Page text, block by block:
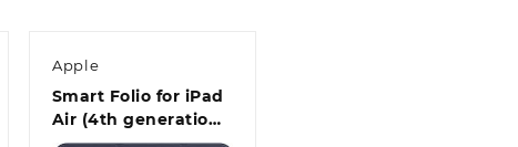
Apple
Smart Folio for iPad
Air (4th generation)
– Deep Navy